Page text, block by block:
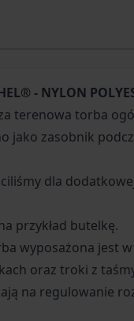
- NYLON
terenowa torba
jako zasobnik
dla
przykład butelkę.
wyposażona jest
oraz troki z
na regulowanie